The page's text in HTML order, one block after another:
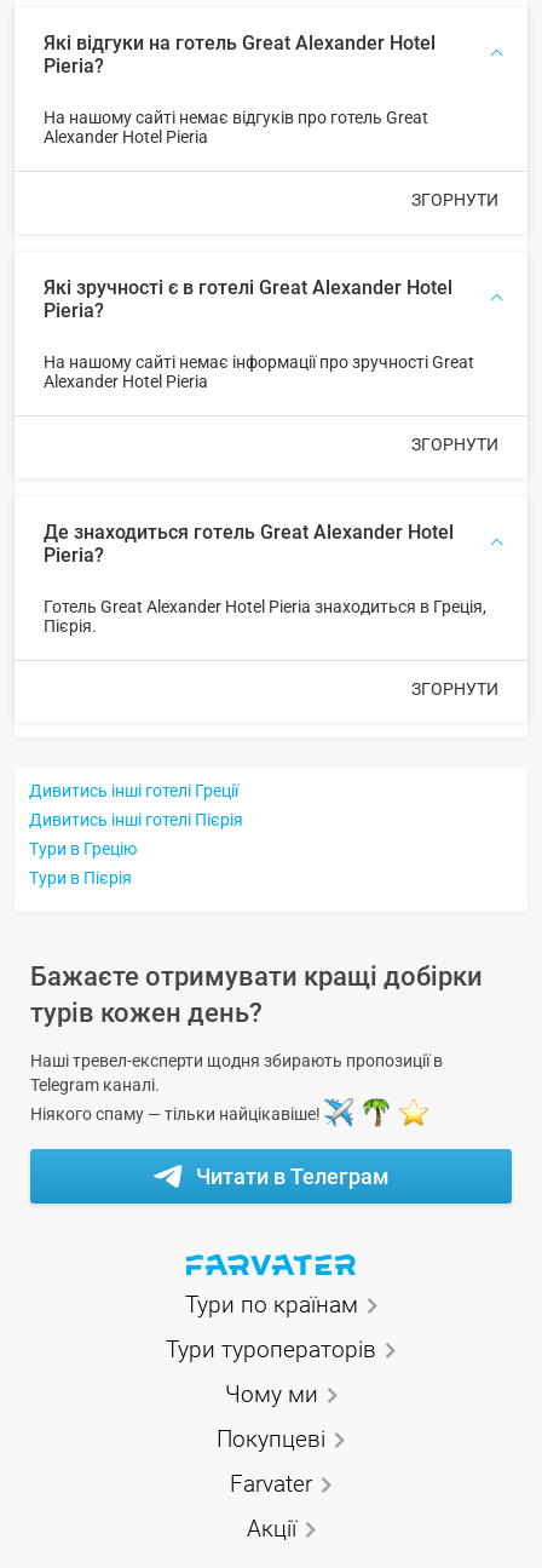
Які відгуки на готель Great Alexander Hotel
Pieria?
На нашому сайті немає відгуків про готель Great
Alexander Hotel Pieria
ЗГОРНУТИ
Які зручності є в готелі Great Alexander Hotel
Pieria?
На нашому сайті немає інформації про зручності Great
Alexander Hotel Pieria
ЗГОРНУТИ
Де знаходиться готель Great Alexander Hotel
Pieria?
Готель Great Alexander Hotel Pieria знаходиться в Греція,
Пієрія.
ЗГОРНУТИ
Дивитись інші готелі Греції
Дивитись інші готелі Пієрія
Тури в Грецію
Тури в Пієрія
Бажаєте отримувати кращі добірки
турів кожен день?
Наші тревел-експерти щодня збирають пропозиції в
Telegram каналі.
Ніякого спаму — тільки найцікавіше!
Читати в Телеграм
Тури по країнам
Тури туроператорів
Чому ми
Покупцеві
Farvater
Акції